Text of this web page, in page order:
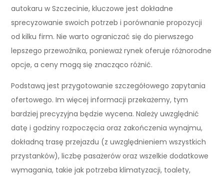
autokaru w Szczecinie, kluczowe jest dokładne
sprecyzowanie swoich potrzeb i porównanie propozycji
od kilku firm. Nie warto ograniczać się do pierwszego
lepszego przewoźnika, ponieważ rynek oferuje różnorodne
opcje, a ceny mogą się znacząco różnić.
Podstawą jest przygotowanie szczegółowego zapytania
ofertowego. Im więcej informacji przekażemy, tym
bardziej precyzyjna będzie wycena. Należy uwzględnić
datę i godziny rozpoczęcia oraz zakończenia wynajmu,
dokładną trasę przejazdu (z uwzględnieniem wszystkich
przystanków), liczbę pasażerów oraz wszelkie dodatkowe
wymagania, takie jak potrzeba klimatyzacji, toalety,